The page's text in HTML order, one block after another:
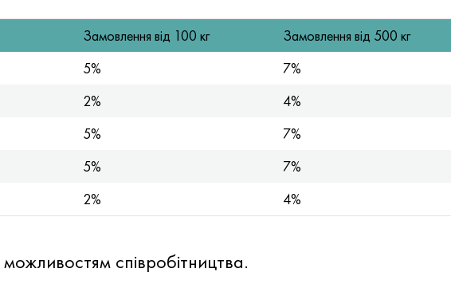
Замовлення від 100 кг
Замовлення від 500 кг
5%
7%
2%
4%
5%
7%
5%
7%
2% 4%
співробітництва.